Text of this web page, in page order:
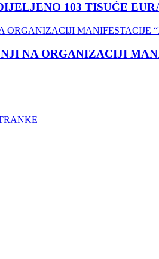
103 TISUĆE
NA ORGANIZACIJI